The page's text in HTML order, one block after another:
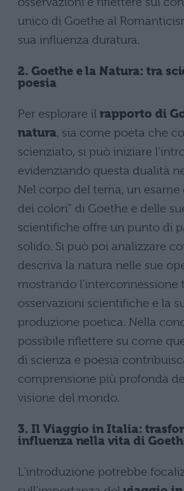
unico di Goethe al
sua influenza duratura.
2. Goethe e la Natura: tra
poesia
Per esplorare il rapporto di
natura, sia come poeta che
scienziato, si può iniziare
evidenziando questa dualità
Nel corpo del tema, un esame
dei colori” di Goethe e delle
scientifiche offre un punto di
solido. Si può poi analizzare
descriva la natura nelle sue
mostrando l’interconnessione
osservazioni scientifiche e la
produzione poetica. Nella
possibile riflettere su come
di scienza e poesia
comprensione più profonda
visione del mondo.
3. Il Viaggio in Italia:
influenza nella vita di
L’introduzione potrebbe